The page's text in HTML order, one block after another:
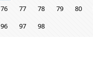
76 77 78 79 80
96 97 98